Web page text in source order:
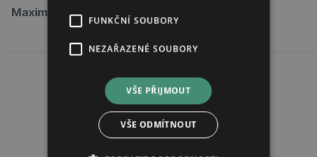
Maximální doplatek
FUNKČNÍ SOUBORY
NEZAŘAZENÉ SOUBORY
VŠE PŘIJMOUT
VŠE ODMÍTNOUT